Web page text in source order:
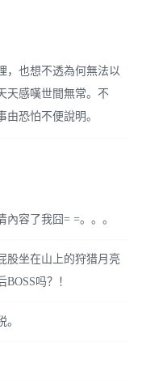
，也想不透為何無法以
天感嘆世間無常。不
恐怕不便說明。
容了我囧= =。。。
股坐在山上的狩猎月亮
吗？！